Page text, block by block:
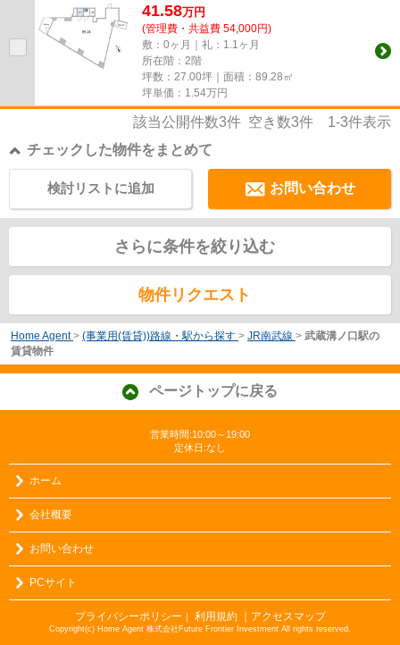
41.58万円
(管理費・共益費 54,000円)
敷：0ヶ月｜礼：1.1ヶ月
所在階：2階
坪数：27.00坪｜面積：89.28㎡
坪単価： 1.54万円
該当公開件数3件 空き数3件 1-3件表示
チェックした物件をまとめて
お問い合わせ
検討リストに追加
さらに条件を絞り込む
物件リクエスト
Home Agent > (事業用(賃貸))路線・駅から探す > JR南武線 > 武蔵溝ノ口駅の
賃貸物件
ページトップに戻る
営業時間:10:00～19:00
定休日:なし
ホーム
会社概要
お問い合わせ
PCサイト
プライバシーポリシー ｜ 利用規約 ｜アクセスマップ
Copyright(c) Home Agent 株式会社Future Frontier Investment All rights reserved.